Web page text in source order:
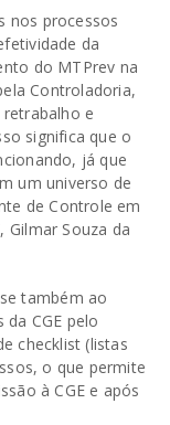
nos processos
da
do MTPrev na
Controladoria,
e
significa que o
já que
um universo de
de Controle em
Gilmar Souza da
também ao
CGE pelo
checklist (listas
o que permite
à CGE e após